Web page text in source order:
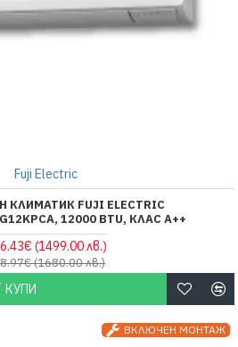
Fuji Electric
КЛИМАТИК FUJI ELECTRIC
12000 BTU, КЛАС A++
(1499.00 лв.)
(1680.00 лв.)
КУПИ
ВКЛЮЧЕН МОНТАЖ